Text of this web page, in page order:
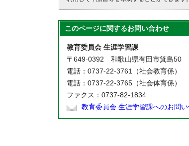
このページに関するお問い合わせ
教育委員会 生涯学習課
〒649-0392 和歌山県有田市箕島50
電話：0737-22-3761（社会教育係）
電話：0737-22-3765（社会体育係）
ファクス：0737-82-1834
教育委員会 生涯学習課へのお問